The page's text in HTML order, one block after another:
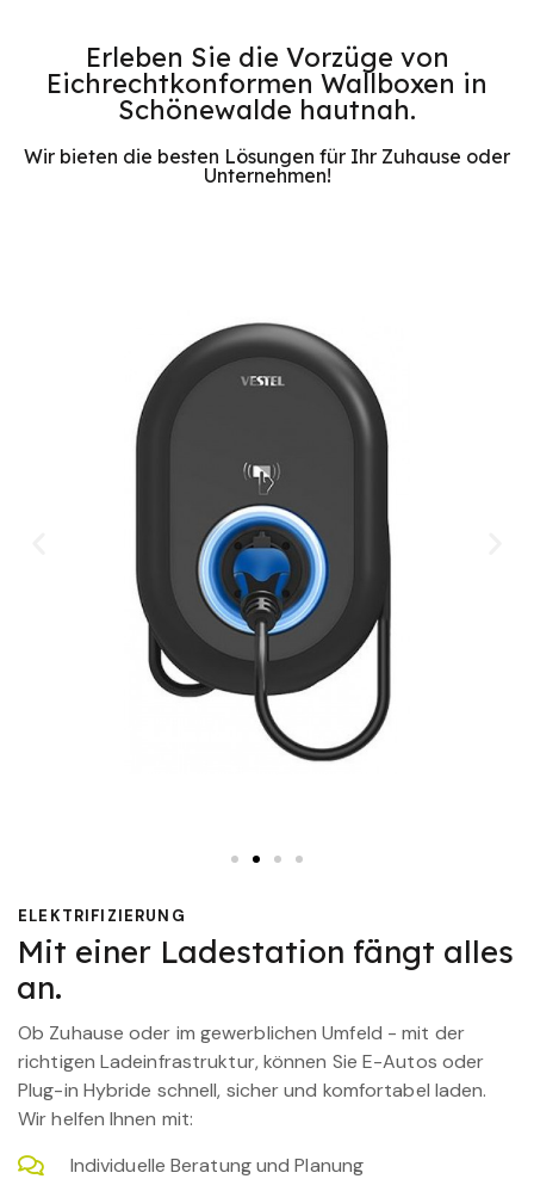
Erleben Sie die Vorzüge von
Eichrechtkonformen Wallboxen in
Schönewalde hautnah.
Wir bieten die besten Lösungen für Ihr Zuhause oder
Unternehmen!
ELEKTRIFIZIERUNG
Mit einer Ladestation fängt alles
an.
Ob Zuhause oder im gewerblichen Umfeld - mit der
richtigen Ladeinfrastruktur, können Sie E-Autos oder
Plug-in Hybride schnell, sicher und komfortabel laden.
Wir helfen Ihnen mit:
Individuelle Beratung und Planung